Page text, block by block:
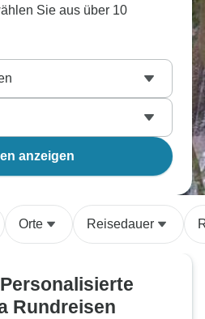
Sie aus über 10
anzeigen
Orte Reisedauer
Rundreisen